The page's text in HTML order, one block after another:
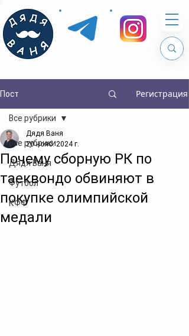
Пост Регистрация
Все рубрики
Дядя Ваня
Футбол
КФФ
Все рубрики
Почему сборную РК по
таеквондо обвиняют в
покупке олимпийской
медали
Дядя Ваня
20 нояб. 2024 г.